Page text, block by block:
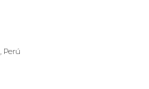
Perú